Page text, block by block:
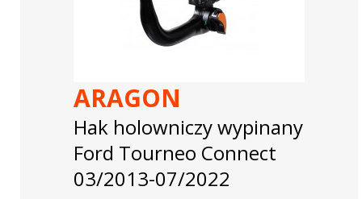
ARAGON
Hak holowniczy wypinany
Ford Tourneo Connect
03/2013-07/2022